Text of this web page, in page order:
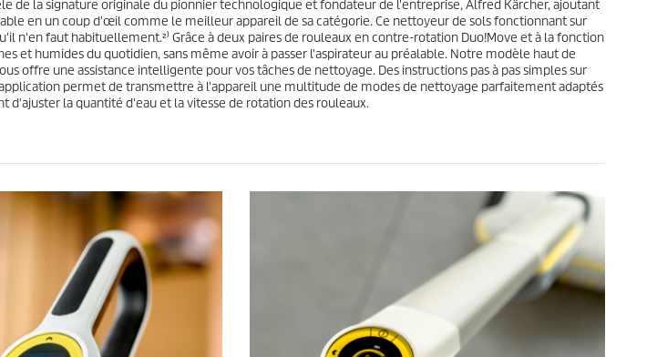
t6
a
v
i
s
t2
a
v
i
s
de la signature originale du pionnier technologique et fondateur de l'entreprise, Alfred Kärcher, ajoutant
en un coup d'œil comme le meilleur appareil de sa catégorie. Ce nettoyeur de sols fonctionnant sur
n'en faut habituellement.²⁾ Grâce à deux paires de rouleaux en contre-rotation Duo!Move et à la fonction
et humides du quotidien, sans même avoir à passer l'aspirateur au préalable. Notre modèle haut de
offre une assistance intelligente pour vos tâches de nettoyage. Des instructions pas à pas simples sur
permet de transmettre à l'appareil une multitude de modes de nettoyage parfaitement adaptés
la quantité d'eau et la vitesse de rotation des rouleaux.